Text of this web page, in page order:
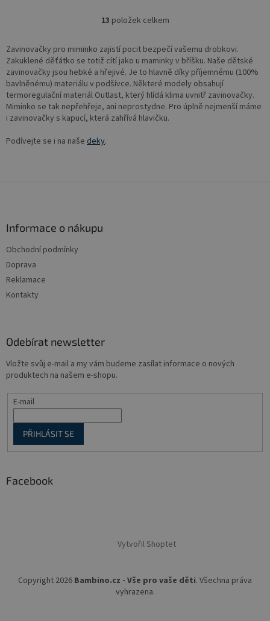
O
l
á
d
a
c
í
p
13 položek celkem
Zavinovačky pro miminko zajistí pocit bezpečí vašemu drobkovi.
Zakuklené děťátko se totiž cítí jako u maminky v bříšku. Naše dětské
zavinovačky jsou hebké a hřejivé. Je to hlavně díky příjemnému (100%
bavlněnému) materiálu v podšívce. Některé modely obsahují
termoregulační materiál Outlast, který hlídá klima uvnitř zavinovačky.
Miminko se tak nepřehřeje, ani neprostydne. Pro úplně nejmenší máme
i zavinovačky s kapucí, která zahřívá hlavičku.
Podívejte se i na naše deky.
Informace o nákupu
Obchodní podmínky
Doprava
Reklamace
Kontakty
Odebírat newsletter
Vložte svůj e-mail a my vám budeme zasílat informace o nových
produktech na našem e-shopu.
E-mail
PŘIHLÁSIT SE
Facebook
Vytvořil Shoptet
Copyright 2026 Bambino.cz - Vše pro vaše děti. Všechna práva
vyhrazena.